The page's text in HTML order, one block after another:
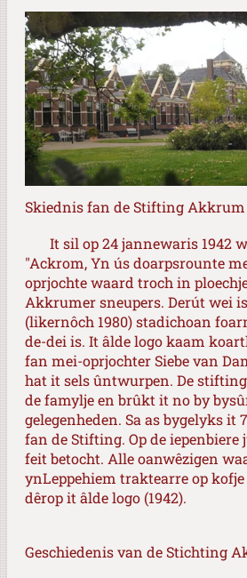
Skiednis fan de Stifting Akkrum
It sil op 24 jannewaris 1942
"Ackrom, Yn ús doarpsrounte
oprjochte waard troch in
Akkrumer sneupers. Derút wei
(likernôch 1980) stadichoan
de-dei is. It âlde logo kaam
fan mei-oprjochter Siebe van
hat it sels ûntwurpen. De
de famylje en brûkt it no by
gelegenheden. Sa as bygelyks it
fan de Stifting. Op de iepenbiere
feit betocht. Alle oanwêzigen
ynLeppehiem traktearre op kofje
dêrop it âlde logo (1942).
Geschiedenis van de Stichting